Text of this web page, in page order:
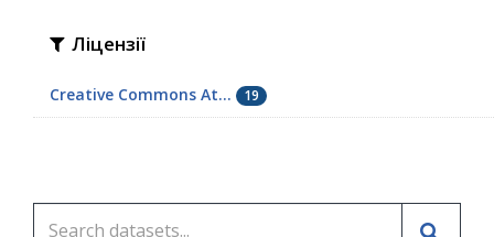
Ліцензії
Creative Commons At... 19